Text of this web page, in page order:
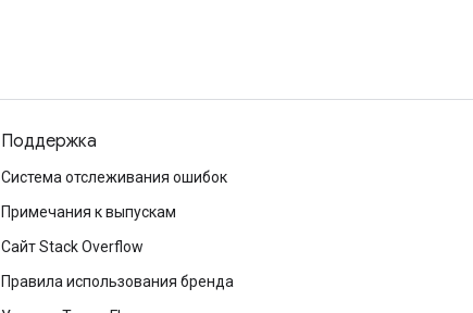
Поддержка
Система отслеживания ошибок
Примечания к выпускам
Сайт Stack Overflow
Правила использования бренда